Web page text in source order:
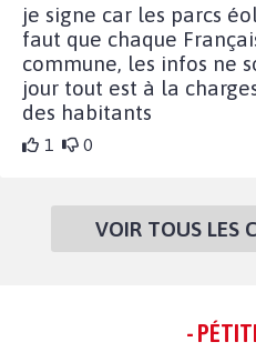
je signe car les parcs
faut que chaque
commune, les infos ne
jour tout est à la
des habitants
1 0
VOIR TOUS LES
-